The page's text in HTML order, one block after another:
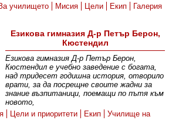
училището Мисия Цели Екип Галерия
Езикова гимназия Д-р Петър Берон,
Кюстендил
Езикова гимназия Д-р Петър Берон,
Кюстендил е учебно заведение с богата,
над тридесет годишна история, отворило
врати, за да посрещне своите жадни за
знание възпитаници, поемащи по пътя към
новото,
Цели и приоритети Екип
Училище на